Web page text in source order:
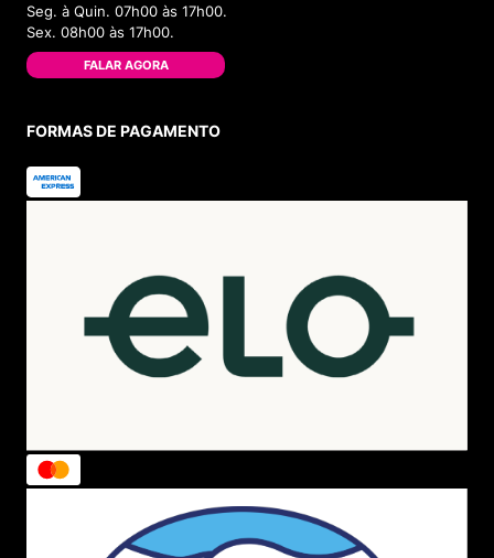
Seg. à Quin. 07h00 às 17h00.
Sex. 08h00 às 17h00.
FALAR AGORA
FORMAS DE PAGAMENTO